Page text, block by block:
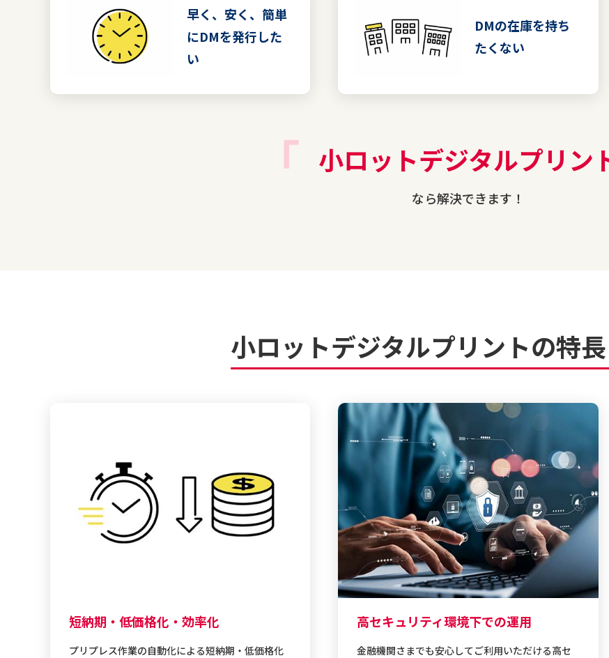
早く、安く、簡単
にDMを発行した
い
DMの在庫を持ち
たくない
小ロットデジタルプリン
なら解決できます！
小ロットデジタルプリントの特
短納期・低価格化・効率化
プリプレス作業の自動化による短納期・低価格化
高セキュリティ環境下での運用
金融機関さまでも安心してご利用いただける高セ